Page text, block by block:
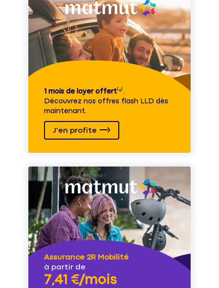
1 mois de loyer offert⁽⁴⁾.
Découvrez nos offres flash LLD dès
maintenant.
J'en profite
Assurance 2R Mobilité
à partir de
7,41 €/mois